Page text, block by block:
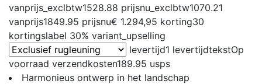
vanprijs_exclbtw1528.88 prijsnu_exclbtw1070.21
vanprijs1849.95 prijsnu€ 1.294,95 korting30
kortingslabel 30% variant_upselling
levertijd1 levertijdtekstOp
voorraad verzendkosten189.95 usps
Harmonieus ontwerp in het landschap